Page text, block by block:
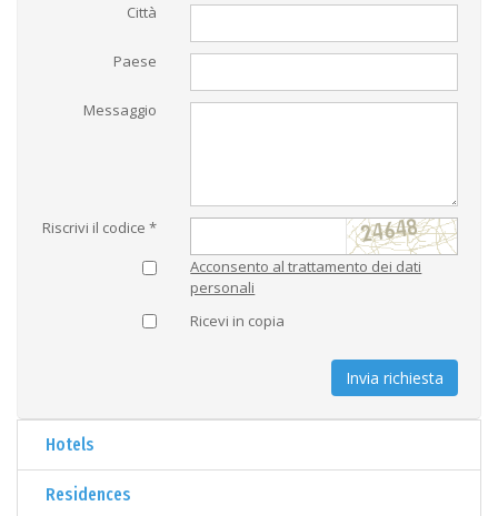
Città
Paese
Messaggio
Riscrivi il codice *
Acconsento al trattamento dei dati
personali
Ricevi in copia
Invia richiesta
Hotels
Residences